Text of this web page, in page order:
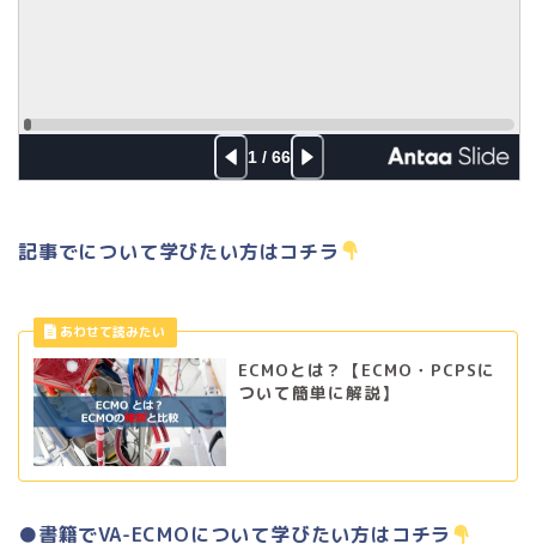
記事でについて学びたい方はコチラ
ECMOとは？【ECMO・PCPSに
ついて簡単に解説】
●書籍でVA-ECMOについて学びたい方はコチラ